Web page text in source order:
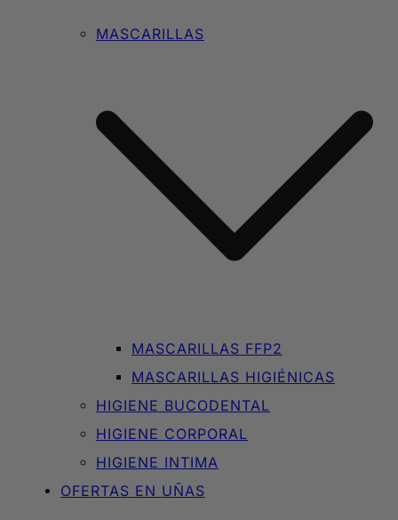
MASCARILLAS
MASCARILLAS FFP2
MASCARILLAS HIGIÉNICAS
HIGIENE BUCODENTAL
HIGIENE CORPORAL
HIGIENE INTIMA
OFERTAS EN UÑAS